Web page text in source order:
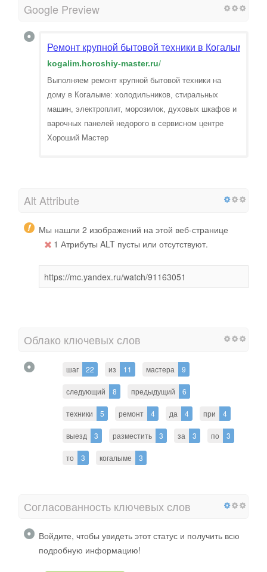
Google Preview
Ремонт крупной бытовой техники в Когалыме.
kogalim.horoshiy-master.ru/
Выполняем ремонт крупной бытовой техники на
дому в Когалыме: холодильников, стиральных
машин, электроплит, морозилок, духовых шкафов и
варочных панелей недорого в сервисном центре
Хороший Мастер
Alt Attribute
Мы нашли 2 изображений на этой веб-странице
1 Атрибуты ALT пусты или отсутствуют.
https://mc.yandex.ru/watch/91163051
Облако ключевых слов
шаг 22 из 11 мастера 9
следующий 8 предыдущий 6
техники 5 ремонт 4 да 4 при 4
выезд 3 разместить 3 за 3 по 3
то 3 когалыме 3
Согласованность ключевых слов
Войдите, чтобы увидеть этот статус и получить всю
подробную информацию!